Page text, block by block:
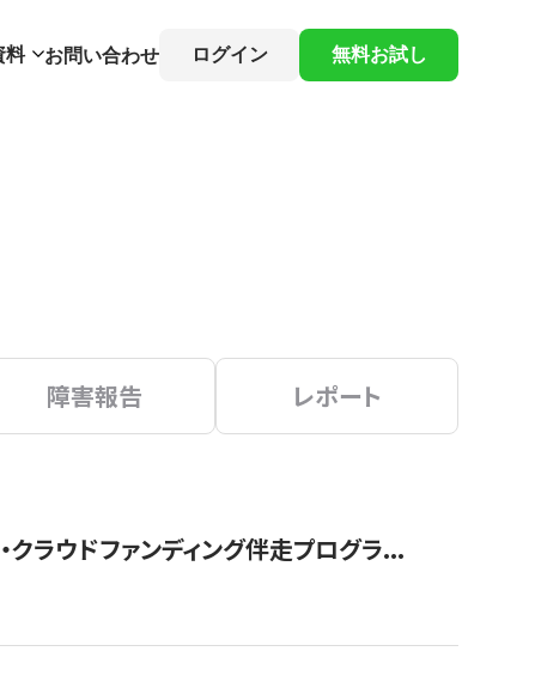
料 お問い合わせ ログイン 無料お試し
障害報告 レポート
ラウドファンディング伴走プログラ...